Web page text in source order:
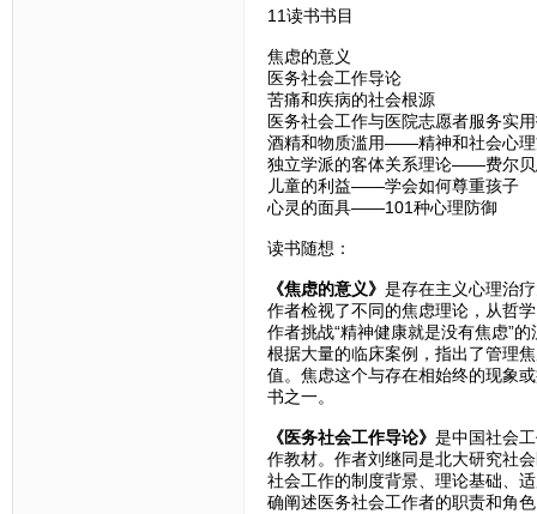
11读书书目
焦虑的意义
医务社会工作导论
苦痛和疾病的社会根源
医务社会工作与医院志愿者服务实
酒精和物质滥用——精神和社会心理
独立学派的客体关系理论——费尔贝
儿童的利益——学会如何尊重孩子
心灵的面具——101种心理防御
读书随想：
《焦虑的意义》 是存在主义心理治
作者检视了不同的焦虑理论，从哲
作者挑战“精神健康就是没有焦虑”
根据大量的临床案例，指出了管理
值。焦虑这个与存在相始终的现象
书之一。
《医务社会工作导论》 是中国社会
作教材。作者刘继同是北大研究社
社会工作的制度背景、理论基础、
确阐述医务社会工作者的职责和角